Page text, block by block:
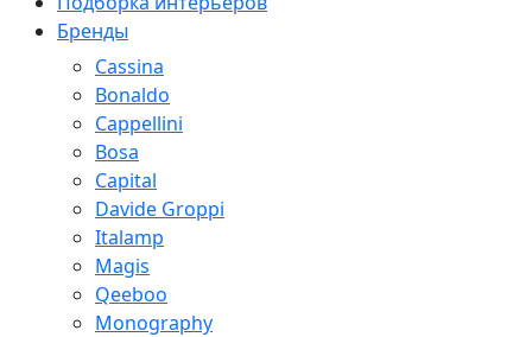
Бренды
Cassina
Bonaldo
Cappellini
Bosa
Capital
Davide Groppi
Italamp
Magis
Qeeboo
Monography